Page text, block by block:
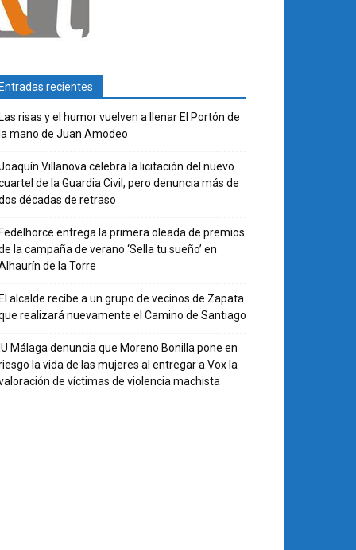
recientes
risas y el humor vuelven a llenar El Portón de
mano de Juan Amodeo
Villanova celebra la licitación del nuevo
de la Guardia Civil, pero denuncia más de
décadas de retraso
entrega la primera oleada de premios
la campaña de verano ‘Sella tu sueño’ en
de la Torre
alcalde recibe a un grupo de vecinos de Zapata
realizará nuevamente el Camino de Santiago
Málaga denuncia que Moreno Bonilla pone en
la vida de las mujeres al entregar a Vox la
de víctimas de violencia machista